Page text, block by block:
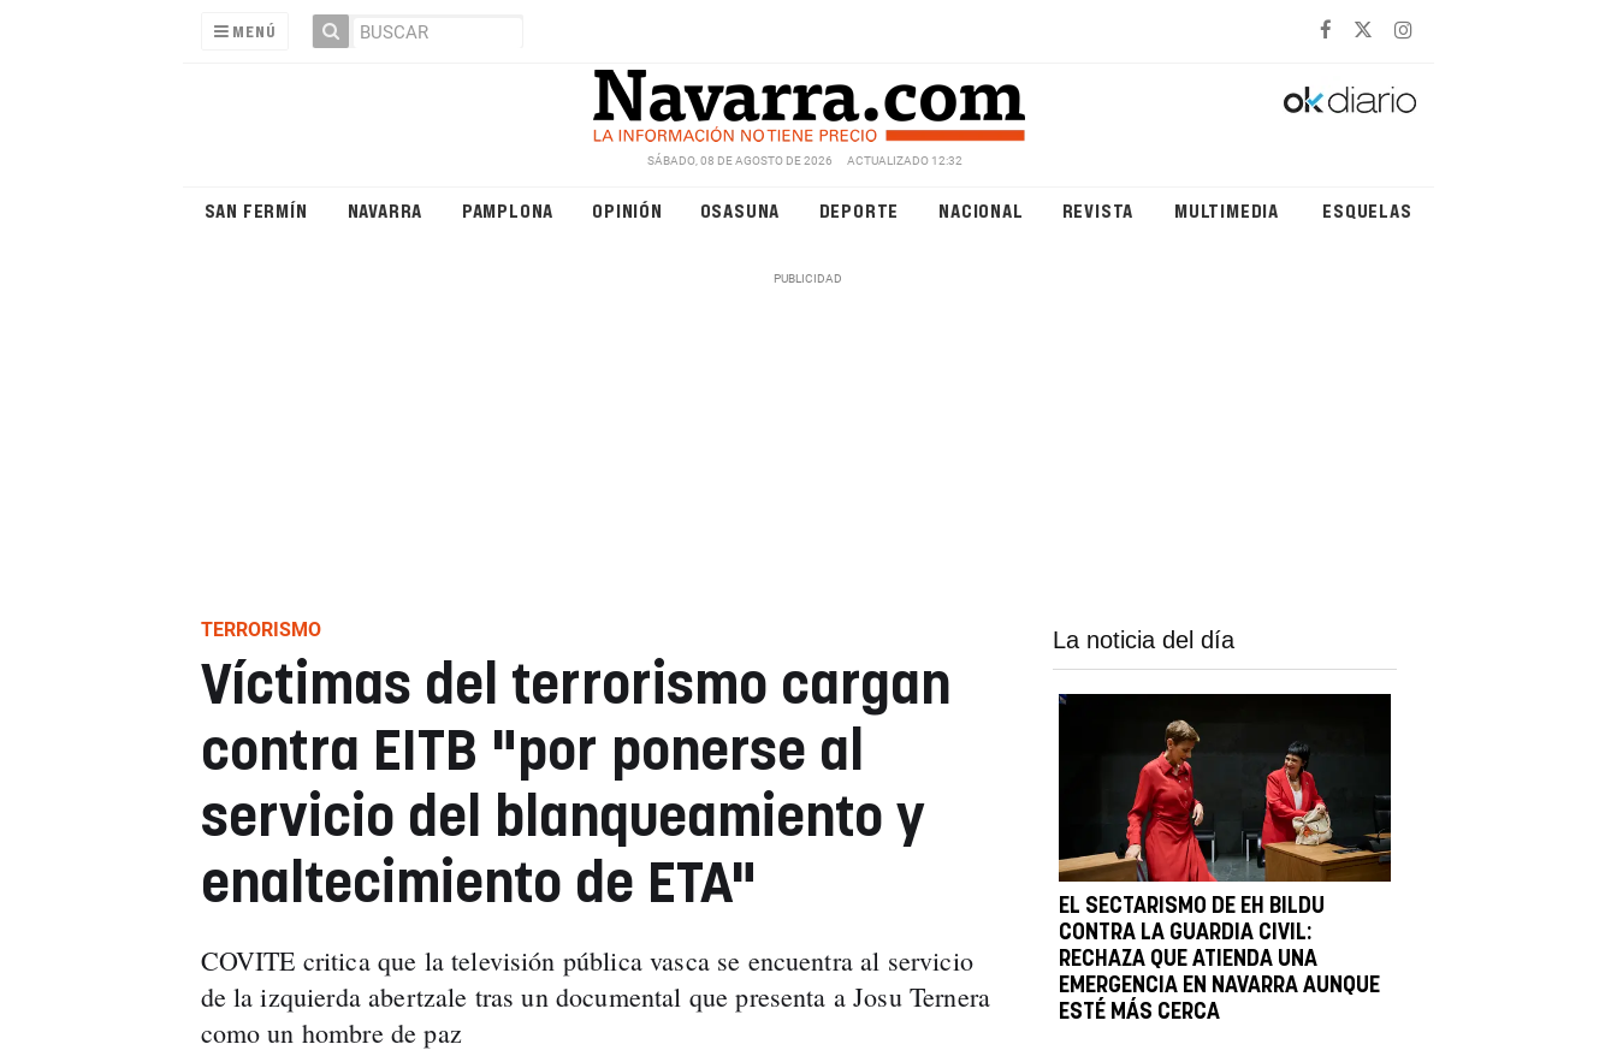
MENÚ
SÁBADO, 08 DE AGOSTO DE 2026 ACTUALIZADO 12:32
SAN FERMÍN NAVARRA PAMPLONA OPINIÓN OSASUNA DEPORTE NACIONAL REVISTA MULTIMEDIA ESQUELAS
TERRORISMO
Víctimas del terrorismo cargan
contra EITB "por ponerse al
servicio del blanqueamiento y
enaltecimiento de ETA"
COVITE critica que la televisión pública vasca se encuentra al servicio
de la izquierda abertzale tras un documental que presenta a Josu Ternera
como un hombre de paz
La noticia del día
EL SECTARISMO DE EH BILDU
CONTRA LA GUARDIA CIVIL:
RECHAZA QUE ATIENDA UNA
EMERGENCIA EN NAVARRA AUNQUE
ESTÉ MÁS CERCA